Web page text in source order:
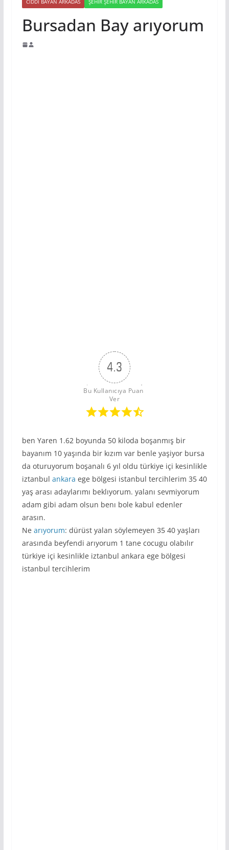
Bursadan Bay arıyorum
4.3
Bu Kullanıcıya Puan
Ver
ben Yaren 1.62 boyunda 50 kiloda boşanmış bir
bayanım 10 yaşında bir kızım var benle yaşiyor bursa
da oturuyorum boşanalı 6 yıl oldu türkiye içi kesinlikle
iztanbul ankara ege bölgesi istanbul tercihlerim 35 40
yaş arası adaylarımı beklıyorum. yalanı sevmiyorum
adam gibi adam olsun benı bole kabul edenler
arasın.
Ne arıyorum: dürüst yalan söylemeyen 35 40 yaşları
arasında beyfendi arıyorum 1 tane cocugu olabılır
türkiye içi kesinlikle iztanbul ankara ege bölgesi
istanbul tercihlerim